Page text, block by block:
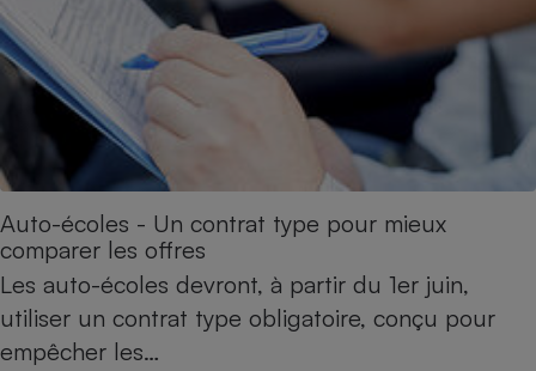
Auto-écoles - Un contrat type pour mieux
comparer les offres
Les auto-écoles devront, à partir du 1er juin,
utiliser un contrat type obligatoire, conçu pour
empêcher les…